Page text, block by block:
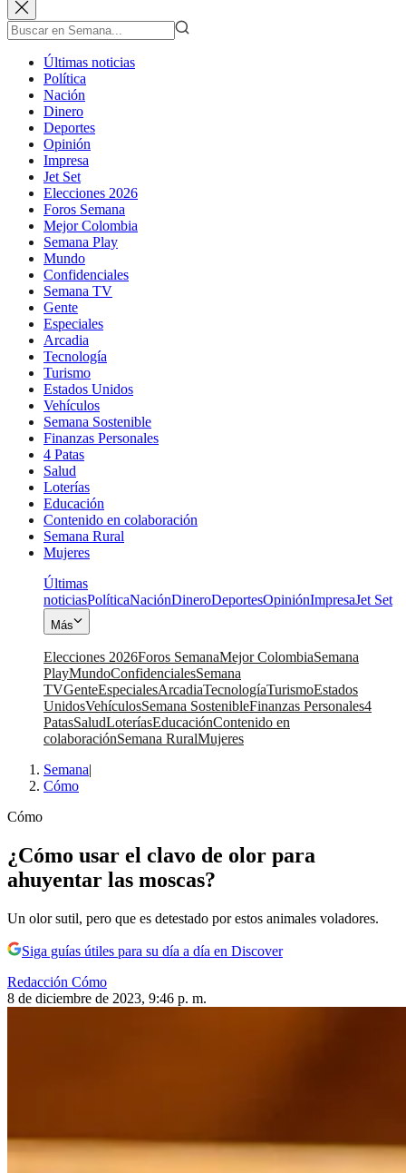
Últimas noticias
Política
Nación
Dinero
Deportes
Opinión
Impresa
Jet Set
Elecciones 2026
Foros Semana
Mejor Colombia
Semana Play
Mundo
Confidenciales
Semana TV
Gente
Especiales
Arcadia
Tecnología
Turismo
Estados Unidos
Vehículos
Semana Sostenible
Finanzas Personales
4 Patas
Salud
Loterías
Educación
Contenido en colaboración
Semana Rural
Mujeres
Últimas
noticiasPolíticaNaciónDineroDeportesOpiniónImpresaJet Set
Más
Elecciones 2026Foros SemanaMejor ColombiaSemana
PlayMundoConfidencialesSemana
TVGenteEspecialesArcadiaTecnologíaTurismoEstados
UnidosVehículosSemana SostenibleFinanzas Personales4
PatasSaludLoteríasEducaciónContenido en
colaboraciónSemana RuralMujeres
Semana|
Cómo
Cómo
¿Cómo usar el clavo de olor para
ahuyentar las moscas?
Un olor sutil, pero que es detestado por estos animales voladores.
Siga guías útiles para su día a día en Discover
Redacción Cómo
8 de diciembre de 2023, 9:46 p. m.